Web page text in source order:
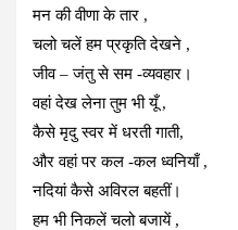
मन की वीणा के तार ,
चलो चलें हम प्रकृति देखने ,
जीव – जंतु से सम -व्यवहार।
वहां देख लेना तुम भी यूँ ,
कैसे मृदु स्वर में धरती गाती,
और वहां पर कल -कल ध्वनियाँ ,
नदियां कैसे अविरल बहतीं।
हम भी निकलें चलो बजायें ,